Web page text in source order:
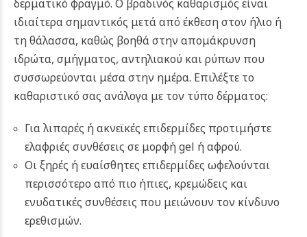
δερματικό φραγμό. Ο βραδινός καθαρισμός είναι
ιδιαίτερα σημαντικός μετά από έκθεση στον ήλιο ή
τη θάλασσα, καθώς βοηθά στην απομάκρυνση
ιδρώτα, σμήγματος, αντηλιακού και ρύπων που
συσσωρεύονται μέσα στην ημέρα. Επιλέξτε το
καθαριστικό σας ανάλογα με τον τύπο δέρματος:
Για λιπαρές ή ακνεϊκές επιδερμίδες προτιμήστε
ελαφριές συνθέσεις σε μορφή gel ή αφρού.
Οι ξηρές ή ευαίσθητες επιδερμίδες ωφελούνται
περισσότερο από πιο ήπιες, κρεμώδεις και
ενυδατικές συνθέσεις που μειώνουν τον κίνδυνο
ερεθισμών.